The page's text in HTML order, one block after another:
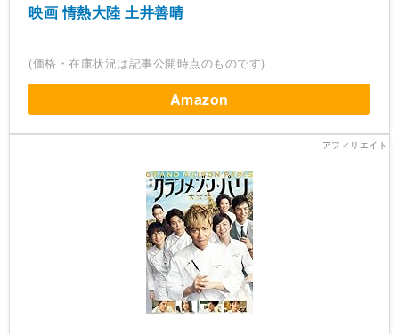
映画 情熱大陸 土井善晴
(価格・在庫状況は記事公開時点のものです)
Amazon